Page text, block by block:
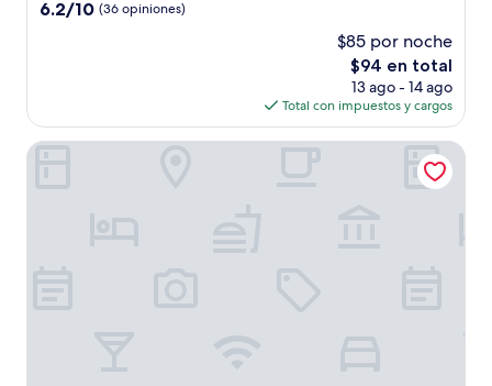
6.2
6.2/10 (36 opiniones)
$85 por noche
El
precio
actual
es
de
$94 en total
13 ago - 14 ago
Total con impuestos y cargos
Apartamento Centro Histórico Murcia